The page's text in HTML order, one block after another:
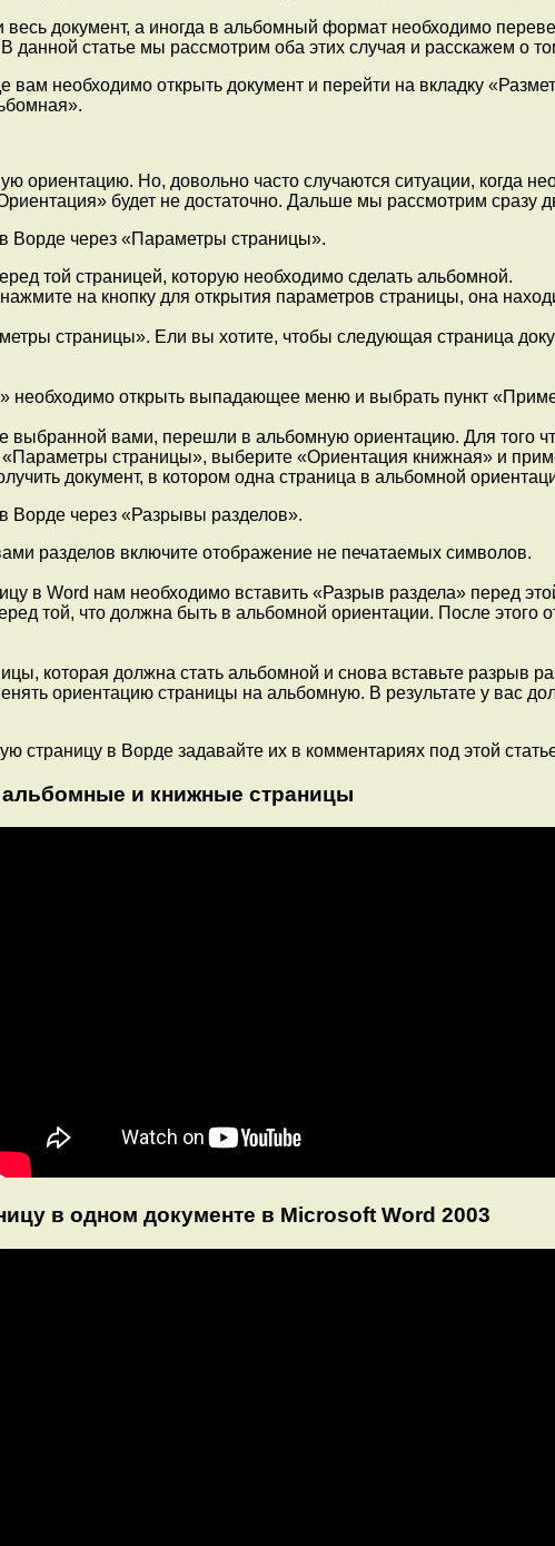
документ, а иногда в альбомный формат необходимо
данной статье мы рассмотрим оба этих случая и расскажем о
необходимо открыть документ и перейти на вкладку
ориентацию. Но, довольно часто случаются ситуации, когда
будет не достаточно. Дальше мы рассмотрим сразу
Ворде через «Параметры страницы».
той страницей, которую необходимо сделать альбомной.
на кнопку для открытия параметров страницы, она
страницы». Ели вы хотите, чтобы следующая страница
необходимо открыть выпадающее меню и выбрать пункт
выбранной вами, перешли в альбомную ориентацию. Для того
страницы», выберите «Ориентация книжная» и
документ, в котором одна страница в альбомной
Ворде через «Разрывы разделов».
разделов включите отображение не печатаемых символов.
в Word нам необходимо вставить «Разрыв раздела» перед
той, что должна быть в альбомной ориентации. После этого
которая должна стать альбомной и снова вставьте разрыв
ориентацию страницы на альбомную. В результате у вас
страницу в Ворде задавайте их в комментариях под этой
и книжные страницы
в одном документе в Microsoft Word 2003